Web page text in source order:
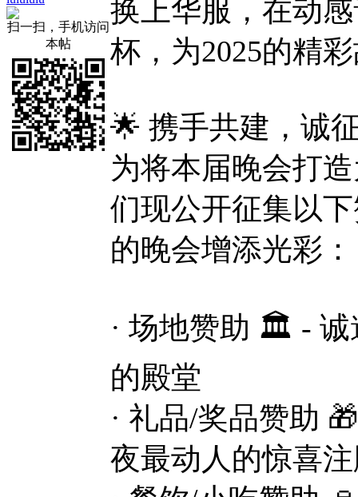
扫一扫，手机访问
本帖
换上华服，在动
杯，为2025的精
🌟 携手共建，诚
为将本届晚会打
们现公开征集以
的晚会增添光彩：
· 场地赞助 🏛️ - 诚
的殿堂
· 礼品/奖品赞助
夜最动人的惊喜